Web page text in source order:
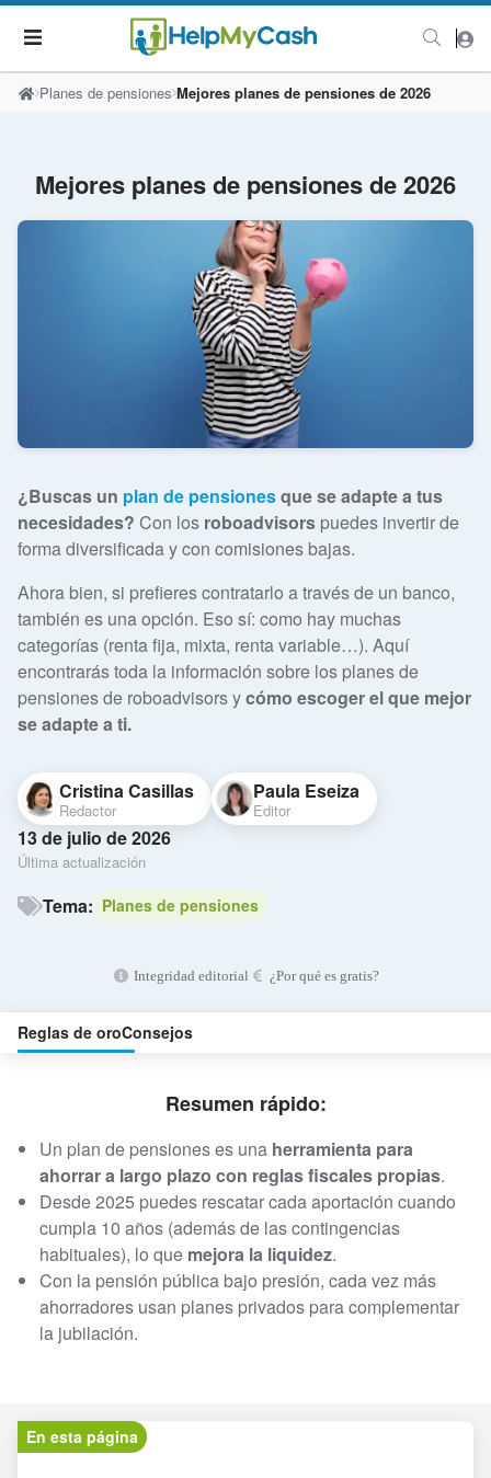
Planes de pensiones Mejores planes de pensiones de 2026
Mejores planes de pensiones de 2026
¿Buscas un plan de pensionesque se adapte a tus
necesidades? Con los roboadvisors puedes invertir de
forma diversificada y con comisiones bajas.
Ahora bien, si prefieres contratarlo a través de un banco,
también es una opción. Eso sí: como hay muchas
categorías (renta fija, mixta, renta variable…). Aquí
encontrarás toda la información sobre los planes de
pensiones de roboadvisors ycómo escoger el que mejor
se adapte a ti.
Cristina Casillas
Redactor
Paula Eseiza
Editor
13 de julio de 2026
Última actualización
Tema: Planes de pensiones
Integridad editorial ¿Por qué es gratis?
Reglas de oroConsejos
Resumen rápido:
Un plan de pensiones es una herramienta para
ahorrar a largo plazo con reglas fiscales propias.
Desde 2025 puedes rescatar cada aportación cuando
cumpla 10 años (además de las contingencias
habituales), lo que mejora la liquidez.
Con la pensión pública bajo presión, cada vez más
ahorradores usan planes privados para complementar
la jubilación.
En esta página